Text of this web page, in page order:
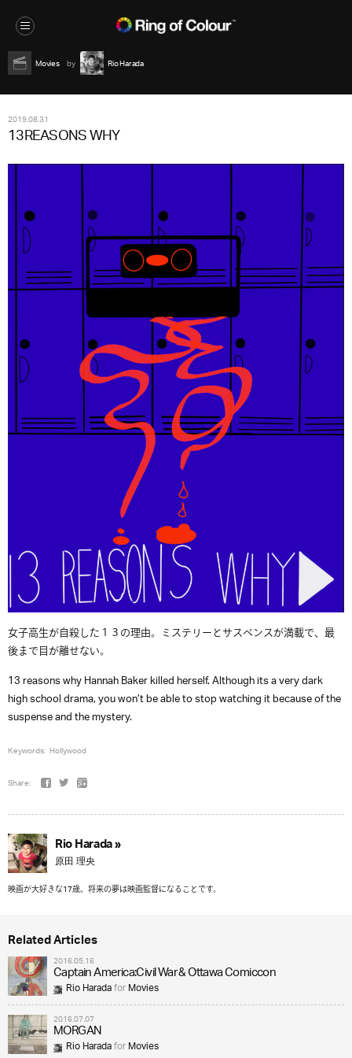
Movies Rio Harada
2019.08.31
13REASONS WHY
女子高生が自殺した１３の理由。ミステリーとサスペンスが満載で、最
後まで目が離せない。
13 reasons why Hannah Baker killed herself. Although its a very dark
high school drama, you won’t be able to stop watching it because of the
suspense and the mystery.
Keywords: Hollywood
Share:
Rio Harada »
原田 理央
映画が大好きな17歳。将来の夢は映画監督になることです。
Related Articles
2016.05.16
Captain America:Civil War & Ottawa Comiccon
Rio HaradaforMovies
2016.07.07
MORGAN
Rio HaradaforMovies